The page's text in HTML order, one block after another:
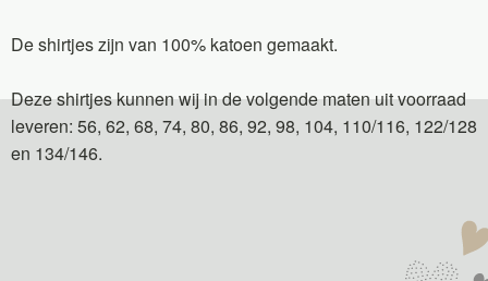
De shirtjes zijn van 100% katoen gemaakt.
Deze shirtjes kunnen wij in de volgende maten uit voorraad
leveren: 56, 62, 68, 74, 80, 86, 92, 98, 104, 110/116, 122/128
en 134/146.